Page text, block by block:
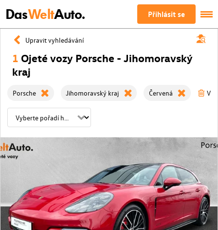
DasWeltAuto. Přihlásit se
Upravit vyhledávání
1 Ojeté vozy Porsche - Jihomoravský
kraj
Porsche Jihomoravský kraj Červená